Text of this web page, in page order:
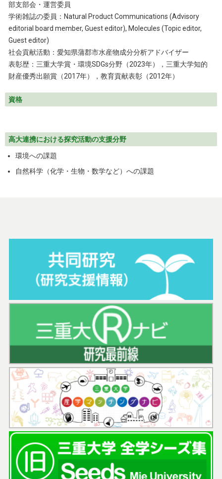
部支部会・運営委員
学術雑誌の委員：Natural Product Communications (Advisory
editorial board member, Guest editor), Molecules (Topic editor,
Guest editor)
社会貢献活動：愛知県蒲郡市水産物成分分析アドバイザー
表彰歴：三重大学賞・環境SDGs分野（2023年），三重大学知的
財産優秀出願賞（2017年），教育貢献表彰（2012年）
資格
高大連携における探究活動の支援分野
環境への課題
自然科学（化学・生物・数学など）への課題